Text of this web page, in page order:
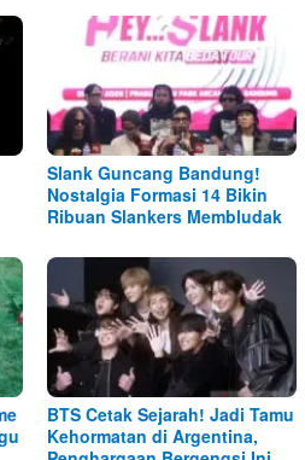
Slank Guncang Bandung!
Nostalgia Formasi 14 Bikin
Ribuan Slankers Membludak
BTS Cetak Sejarah! Jadi Tamu
Kehormatan di Argentina,